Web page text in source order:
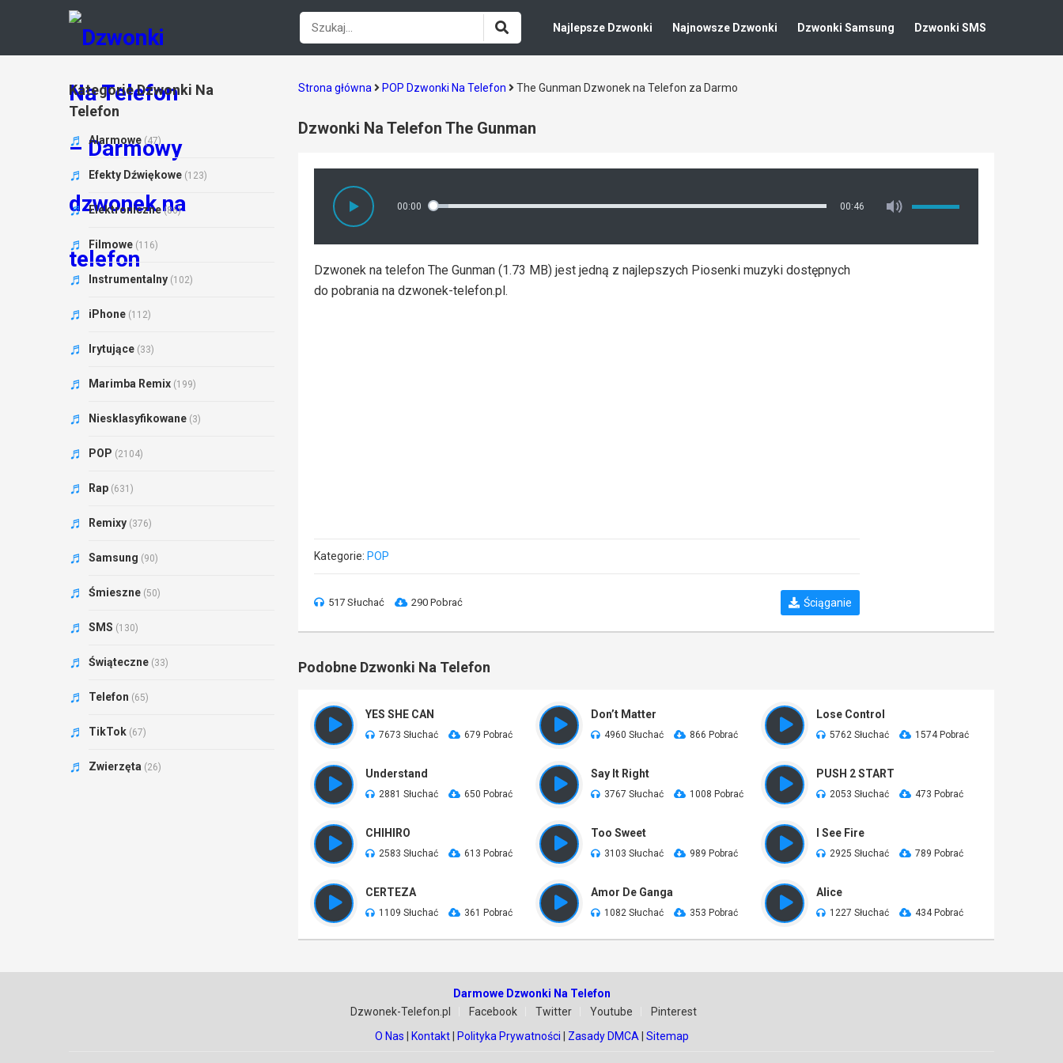
Najlepsze Dzwonki Najnowsze Dzwonki Dzwonki Samsung Dzwonki SMS
Strona główna POP Dzwonki Na Telefon The Gunman Dzwonek na Telefon za Darmo
Dzwonki Na Telefon The Gunman
00:00 00:46
Dzwonek na telefon The Gunman (1.73 MB) jest jedną z najlepszych Piosenki muzyki dostępnych
do pobrania na dzwonek-telefon.pl.
Kategorie: POP
517 Słuchać 290 Pobrać Ściąganie
Podobne Dzwonki Na Telefon
YES SHE CAN
7673 Słuchać 679 Pobrać
Don’t Matter
4960 Słuchać 866 Pobrać
Lose Control
5762 Słuchać 1574 Pobrać
Understand
2881 Słuchać 650 Pobrać
Say It Right
3767 Słuchać 1008 Pobrać
PUSH 2 START
2053 Słuchać 473 Pobrać
CHIHIRO
2583 Słuchać 613 Pobrać
Too Sweet
3103 Słuchać 989 Pobrać
I See Fire
2925 Słuchać 789 Pobrać
CERTEZA
1109 Słuchać 361 Pobrać
Amor De Ganga
1082 Słuchać 353 Pobrać
Alice
1227 Słuchać 434 Pobrać
Kategorie Dzwonki Na
Telefon
Alarmowe (47)
Efekty Dźwiękowe (123)
Elektroniczne (86)
Filmowe (116)
Instrumentalny (102)
iPhone (112)
Irytujące (33)
Marimba Remix (199)
Niesklasyfikowane (3)
POP (2104)
Rap (631)
Remixy (376)
Samsung (90)
Śmieszne (50)
SMS (130)
Świąteczne (33)
Telefon (65)
TikTok (67)
Zwierzęta (26)
Darmowe Dzwonki Na Telefon
Dzwonek-Telefon.pl
Facebook Twitter Youtube
Pinterest
O Nas
Kontakt| Polityka Prywatności Zasady DMCA Sitemap